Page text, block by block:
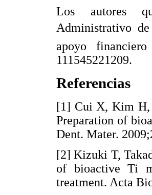
Los autores
Administrativo de
apoyo
111545221209.
Referencias
[1] Cui X, Kim H,
Preparation of
Dent. Mater.
[2] Kizuki T,
of bioactive Ti
treatment. Acta